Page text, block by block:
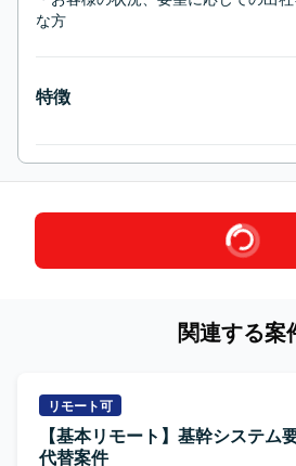
な方
特徴
関連する案
リモート可
【基本リモート】基幹システ
代替案件